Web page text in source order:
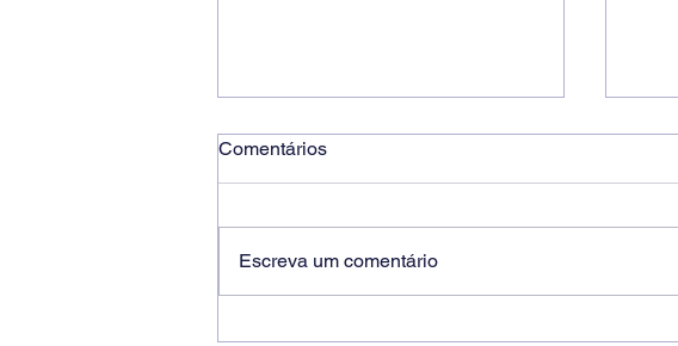
Comentários
Escreva um comentário